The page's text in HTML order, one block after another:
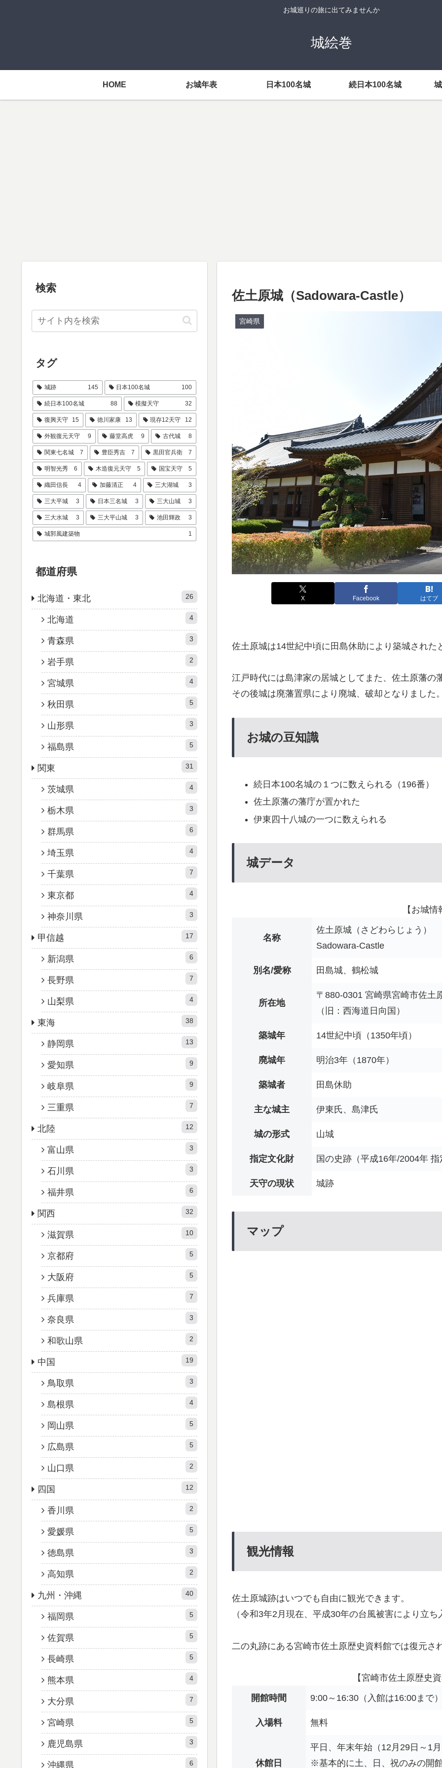
お城巡りの旅に出てみませんか
城絵巻
HOME お城年表 日本100名城 続日本100名城
佐土原城（Sadowara-Castle）
宮崎県
X Facebook はてブ
佐土原城は14世紀中頃に田島休助により築城された
江戸時代には島津家の居城としてまた、佐土原藩の
その後城は廃藩置県により廃城、破却となりました
お城の豆知識
続日本100名城の１つに数えられる（196番）
佐土原藩の藩庁が置かれた
伊東四十八城の一つに数えられる
城データ
【お城情
名称
佐土原城（さどわらじょう）
Sadowara-Castle
別名/愛称 田島城、鶴松城
所在地
〒880-0301 宮崎県宮崎市佐土
（旧：西海道日向国）
築城年 14世紀中頃（1350年頃）
廃城年 明治3年（1870年）
築城者 田島休助
主な城主 伊東氏、島津氏
城の形式 山城
指定文化財 国の史跡（平成16年/2004年 指
天守の現状 城跡
マップ
観光情報
佐土原城跡はいつでも自由に観光できます。
（令和3年2月現在、平成30年の台風被害により立
二の丸跡にある宮崎市佐土原歴史資料館では復元
【宮崎市佐土原歴史
開館時間 9:00～16:30（入館は16:00まで
入場料 無料
休館日
平日、年末年始（12月29日～1
※基本的に土、日、祝のみの開
検索
タグ
城跡 145 日本100名城 100
続日本100名城 88 模擬天守 32
復興天守 15 徳川家康 13 現存12天守 12
外観復元天守 9 藤堂高虎 9 古代城 8
関東七名城 7 豊臣秀吉 7 黒田官兵衛 7
明智光秀 6 木造復元天守 5 国宝天守 5
織田信長 4 加藤清正 4 三大湖城 3
三大平城 3 日本三名城 3 三大山城 3
三大水城 3 三大平山城 3 池田輝政 3
城郭風建築物 1
都道府県
北海道・東北 26
北海道 4
青森県 3
岩手県 2
宮城県 4
秋田県 5
山形県 3
福島県 5
関東 31
茨城県 4
栃木県 3
群馬県 6
埼玉県 4
千葉県 7
東京都 4
神奈川県 3
甲信越 17
新潟県 6
長野県 7
山梨県 4
東海 38
静岡県 13
愛知県 9
岐阜県 9
三重県 7
北陸 12
富山県 3
石川県 3
福井県 6
関西 32
滋賀県 10
京都府 5
大阪府 5
兵庫県 7
奈良県 3
和歌山県 2
中国 19
鳥取県 3
島根県 4
岡山県 5
広島県 5
山口県 2
四国 12
香川県 2
愛媛県 5
徳島県 3
高知県 2
九州・沖縄 40
福岡県 5
佐賀県 5
長崎県 5
熊本県 4
大分県 7
宮崎県 5
鹿児島県 3
沖縄県 6